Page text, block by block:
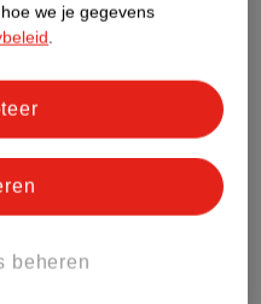
we je gegevens
.
beheren